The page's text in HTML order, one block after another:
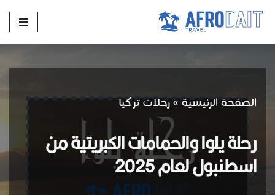
الصفحة الرئيسية»رحلات تركيا
رحلة يلوا والحمامات الكبريتية من
اسطنبول لعام 2025